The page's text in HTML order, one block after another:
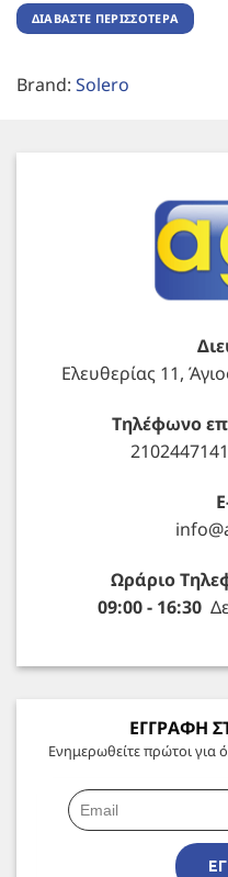
ΔΙΑΒΆΣΤΕ ΠΕΡΙΣΣΌΤΕΡΑ
Brand: Solero
Ελευθερίας 11,
Τηλέφωνο
Ωράριο
09:00 - 16:30
ΕΓΓΡΑΦΗ
Ενημερωθείτε πρώτοι για